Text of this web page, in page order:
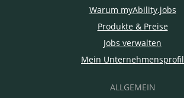
Warum myAbility.jobs
Produkte & Preise
Jobs verwalten
Mein Unternehmensprofil
ALLGEMEIN